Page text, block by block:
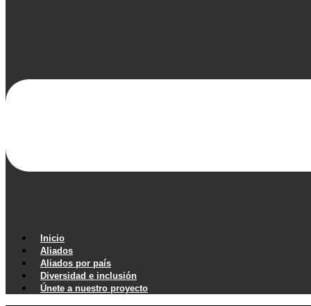
Inicio
Aliados
Aliados por país
Diversidad e inclusión
Únete a nuestro proyecto